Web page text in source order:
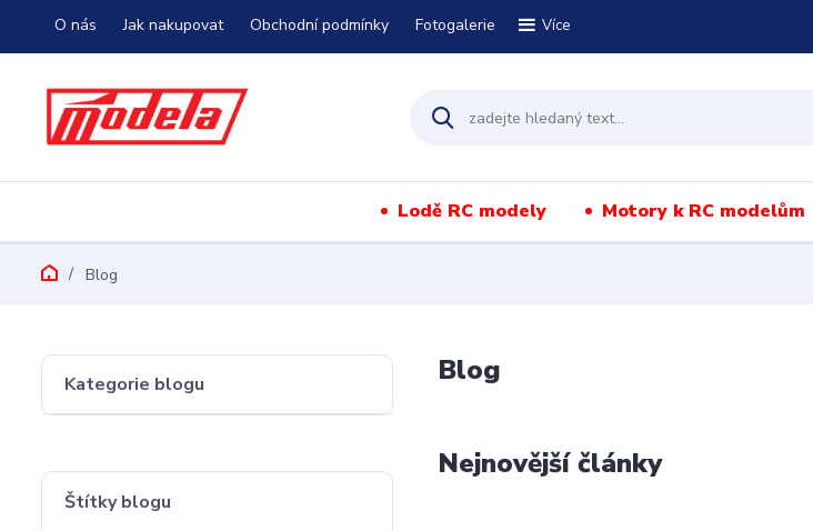
O nás Jak nakupovat Obchodní podmínky Fotogalerie Více
Lodě RC modely Motory k RC modelům
Blog
Kategorie blogu
Štítky blogu
Blog
Nejnovější články